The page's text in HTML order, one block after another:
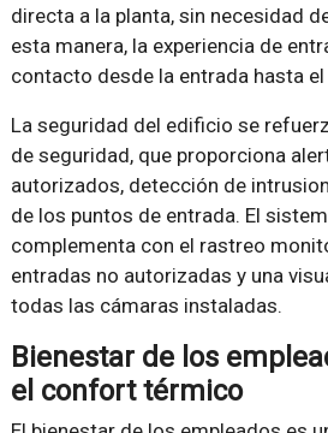
directa a la planta, sin necesidad
esta manera, la experiencia de
contacto desde la entrada hasta
La seguridad del edificio se
de seguridad, que proporciona
autorizados, detección de
de los puntos de entrada. El
complementa con el rastreo
entradas no autorizadas y una
todas las cámaras instaladas.
Bienestar de los
el confort térmico